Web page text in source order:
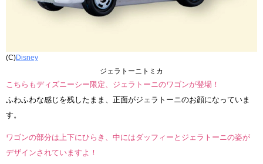
(C)Disney
ジェラトーニトミカ
こちらもディズニーシー限定、ジェラトーニのワゴンが登場！
ふわふわな感じを残したまま、正面がジェラトーニのお顔になっていま
す。
ワゴンの部分は上下にひらき、中にはダッフィーとジェラトーニの姿が
デザインされていますよ！